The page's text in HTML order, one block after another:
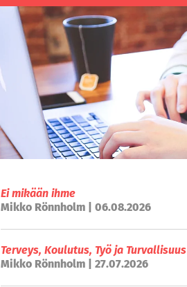
Ei mikään ihme
Mikko Rönnholm | 06.08.2026
Terveys, Koulutus, Työ ja Turvallisuus
Mikko Rönnholm | 27.07.2026